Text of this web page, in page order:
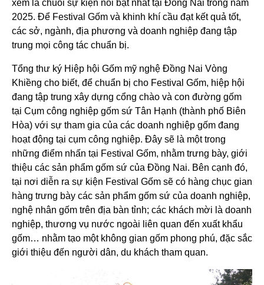
xem là chuỗi sự kiện nổi bật nhất tại Đồng Nai trong năm
2025. Để Festival Gốm và khinh khí cầu đạt kết quả tốt,
các sở, ngành, địa phương và doanh nghiệp đang tập
trung mọi công tác chuẩn bị.
Tổng thư ký Hiệp hội Gốm mỹ nghệ Đồng Nai Vòng
Khiềng cho biết, để chuẩn bị cho Festival Gốm, hiệp hội
đang tập trung xây dựng cổng chào và con đường gốm
tại Cụm công nghiệp gốm sứ Tân Hạnh (thành phố Biên
Hòa) với sự tham gia của các doanh nghiệp gốm đang
hoạt động tại cụm công nghiệp. Đây sẽ là một trong
những điểm nhấn tại Festival Gốm, nhằm trưng bày, giới
thiệu các sản phẩm gốm sứ của Đồng Nai. Bên cạnh đó,
tại nơi diễn ra sự kiện Festival Gốm sẽ có hàng chục gian
hàng trưng bày các sản phẩm gốm sứ của doanh nghiệp,
nghệ nhân gốm trên địa bàn tỉnh; các khách mời là doanh
nghiệp, thương vụ nước ngoài liên quan đến xuất khẩu
gốm… nhằm tạo một không gian gốm phong phú, đặc sắc
giới thiệu đến người dân, du khách tham quan.